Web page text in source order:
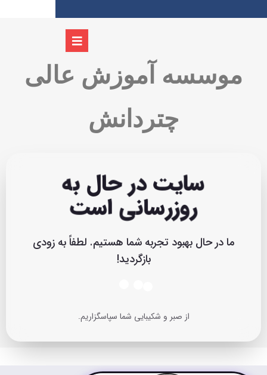
موسسه آموزش عالی
چتردانش
سایت در حال به
روزرسانی است
ما در حال بهبود تجربه شما هستیم. لطفاً به زودی
بازگردید!
از صبر و شکیبایی شما سپاسگزاریم.